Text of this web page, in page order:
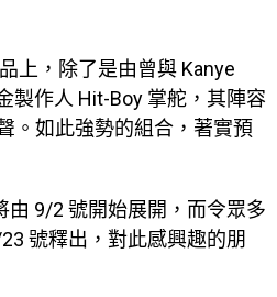
上，除了是由曾與 Kanye
製作人 Hit-Boy 掌舵，其陣容
。如此強勢的組合，著實預
由 9/2 號開始展開，而令眾多
號釋出，對此感興趣的朋